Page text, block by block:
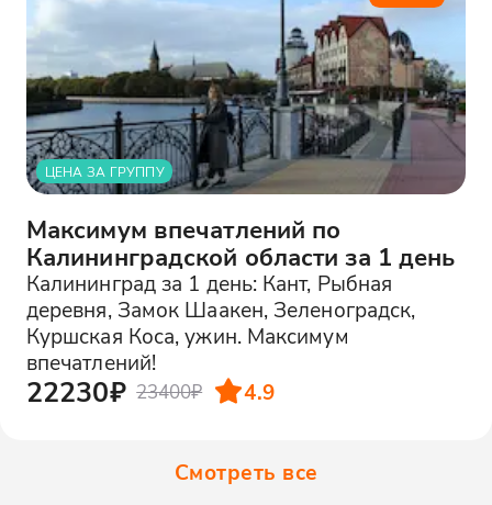
ЦЕНА ЗА ГРУППУ
Максимум впечатлений по
Калининградской области за 1 день
Калининград за 1 день: Кант, Рыбная
деревня, Замок Шаакен, Зеленоградск,
Куршская Коса, ужин. Максимум
впечатлений!
22230₽ 23400₽ 4.9
Смотреть все